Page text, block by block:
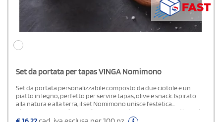
Set da portata per tapas VINGA Nomimono
Set da portata personalizzabile composto da due ciotole e un
piatto in legno, perfetto per servire tapas, olive e snack. Ispirato
alla natura e alla terra, il set Nomimono unisce l’estetica
giapponese a quella scandinava, creando una gamma rustica nei
toni naturali della terra, dove ogni pezzo è unico. Il design fonde il